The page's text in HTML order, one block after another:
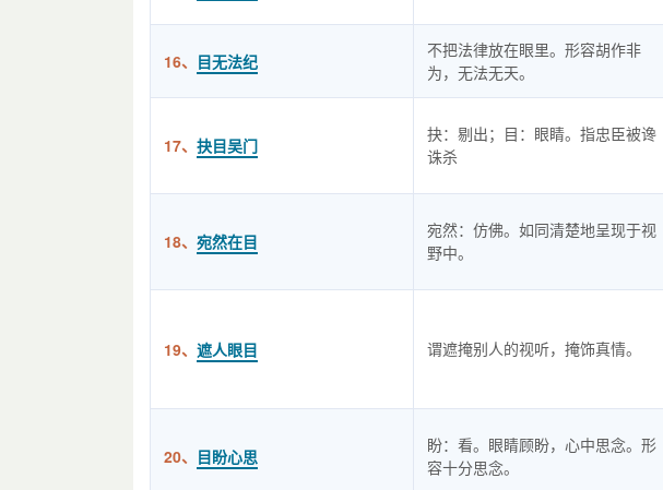
16、 目无法纪
不把法律放在眼里。形容胡作非
为，无法无天。
17、 抉目吴门
抉：剔出；目：眼睛。指忠臣被谗
诛杀
18、 宛然在目
宛然：仿佛。如同清楚地呈现于视
野中。
19、 遮人眼目 谓遮掩别人的视听，掩饰真情。
20、 目盼心思
盼：看。眼睛顾盼，心中思念。形
容十分思念。